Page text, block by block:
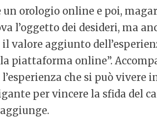
orologio online e poi,
l’oggetto dei desideri, ma
valore aggiunto
piattaforma online”.
che si può vivere
per vincere la sfida del